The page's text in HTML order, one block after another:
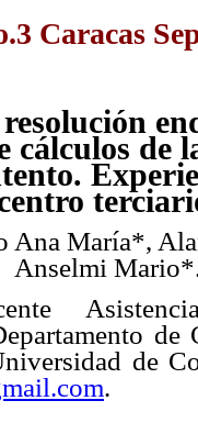
Caracas
cálculos de
Ana María*,
Anselmi
de
de
.